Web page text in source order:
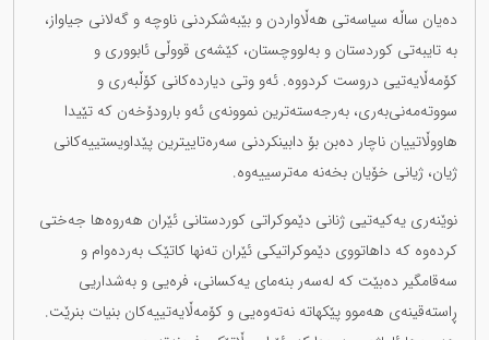
دەیان ساڵە سیاسەتی هەڵاواردن و بێبەشکردنی ناوچە و گەلانی جیاواز،
بە تایبەتی کوردستان و بەلووچستان، کێشەی قووڵی ئابووری و
کۆمەڵایەتیی دروست کردووە. ئەو وتی دیاردەکانی کۆڵبەری و
سووتەمەنی‌بەری، بەرجەستەترین نموونەی ئەو بارودۆخەن کە تێیدا
هاووڵاتییان ناچار دەبن بۆ دابینکردنی سەرەتاییترین پێداویستییەکانی
ژیان، ژیانی خۆیان بخەنە مەترسییەوە.
نوێنەری یەکیەتیی ژنانی دێموکراتی کوردستانی ئێران هەروەها جەختی
کردەوە کە داهاتووی دێموکراتیکی ئێران تەنها کاتێک بەردەوام و
سەقامگیر دەبێت کە لەسەر بنەمای یەکسانی، فرەیی و بەشداریی
ڕاستەقینەی هەموو پێکهاتە نەتەوەیی و کۆمەڵایەتییەکان بنیات بنرێت.